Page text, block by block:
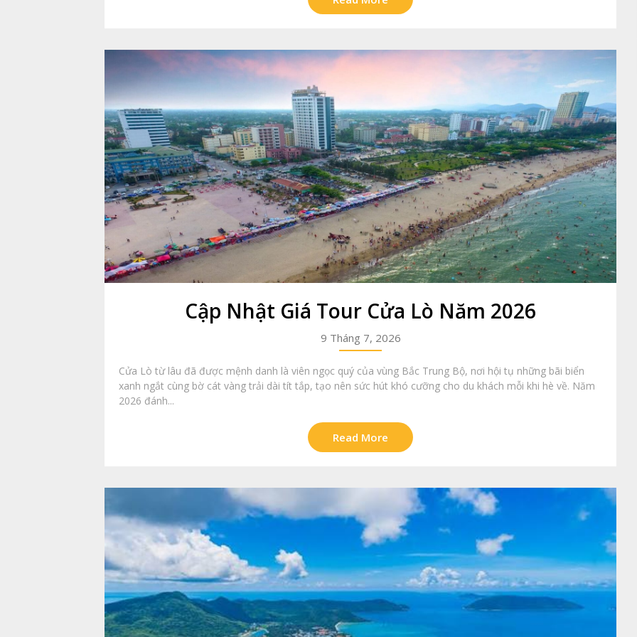
Cập Nhật Giá Tour Cửa Lò Năm 2026
9 Tháng 7, 2026
Cửa Lò từ lâu đã được mệnh danh là viên ngọc quý của vùng Bắc Trung Bộ, nơi hội tụ những bãi biển
xanh ngắt cùng bờ cát vàng trải dài tít tắp, tạo nên sức hút khó cưỡng cho du khách mỗi khi hè về. Năm
2026 đánh...
Read More